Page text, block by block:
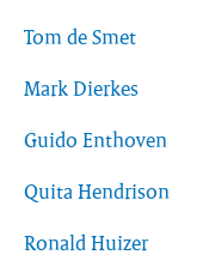
Tom de Smet
Mark Dierkes
Guido Enthoven
Quita Hendrison
Ronald Huizer